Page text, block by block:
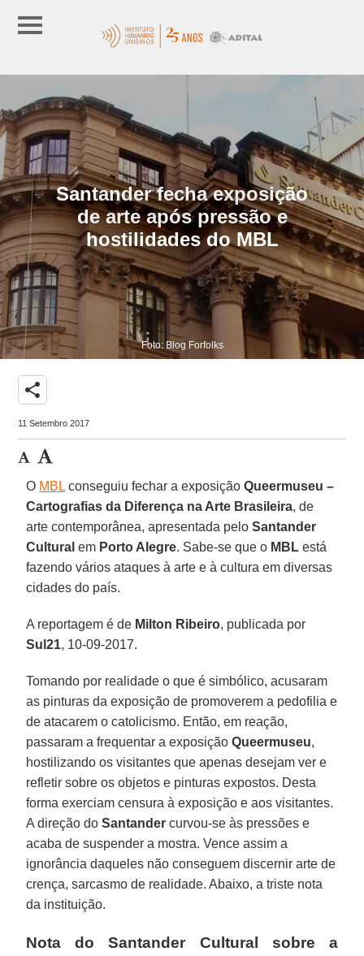
Santander fecha exposição
de arte após pressão e
hostilidades do MBL
Foto: Blog Forfolks
share
11 Setembro 2017
O MBL conseguiu fechar a exposiçãoQueermuseu –
Cartografias da Diferença na Arte Brasileira, de
arte contemporânea, apresentada peloSantander
Cultural em Porto Alegre. Sabe-se que o MBL está
fazendo vários ataques à arte e à cultura em diversas
cidades do país.
A reportagem é de Milton Ribeiro, publicada por
Sul21, 10-09-2017.
Tomando por realidade o que é simbólico, acusaram
as pinturas da exposição de promoverem a pedofilia e
de atacarem o catolicismo. Então, em reação,
passaram a frequentar a exposiçãoQueermuseu,
hostilizando os visitantes que apenas desejam ver e
refletir sobre os objetos e pinturas expostos. Desta
forma exerciam censura à exposição e aos visitantes.
A direção doSantander curvou-se às pressões e
acaba de suspender a mostra. Vence assim a
ignorância daqueles não conseguem discernir arte de
crença, sarcasmo de realidade. Abaixo, a triste nota
da instituição.
Nota do Santander Cultural sobre a